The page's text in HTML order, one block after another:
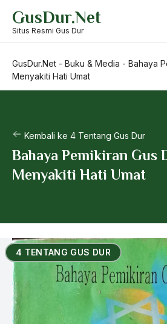
content
GusDur.Net
Situs Resmi Gus Dur
GusDur.Net - Buku & Media - Bahaya
Menyakiti Hati Umat
Kembali ke 4 Tentang Gus Dur
Bahaya Pemikiran Gus
Menyakiti Hati Umat
4 TENTANG GUS DUR